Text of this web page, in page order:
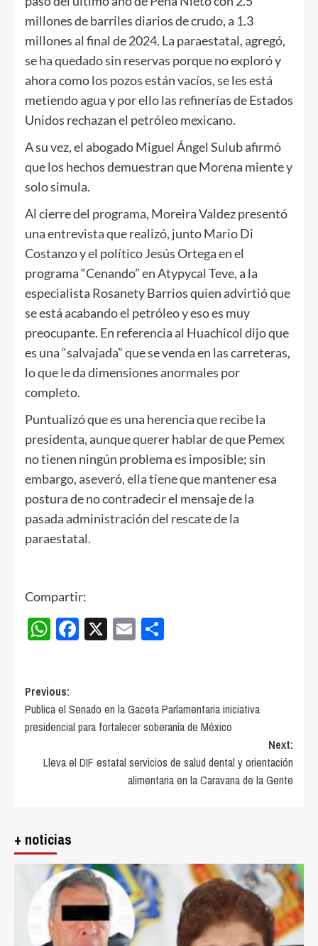
millones de barriles diarios de crudo, a 1.3
millones al final de 2024. La paraestatal, agregó,
se ha quedado sin reservas porque no exploró y
ahora como los pozos están vacíos, se les está
metiendo agua y por ello las refinerías de Estados
Unidos rechazan el petróleo mexicano.
A su vez, el abogado Miguel Ángel Sulub afirmó
que los hechos demuestran que Morena miente y
solo simula.
Al cierre del programa, Moreira Valdez presentó
una entrevista que realizó, junto Mario Di
Costanzo y el político Jesús Ortega en el
programa “Cenando” en Atypycal Teve, a la
especialista Rosanety Barrios quien advirtió que
se está acabando el petróleo y eso es muy
preocupante. En referencia al Huachicol dijo que
es una “salvajada” que se venda en las carreteras,
lo que le da dimensiones anormales por
completo.
Puntualizó que es una herencia que recibe la
presidenta, aunque querer hablar de que Pemex
no tienen ningún problema es imposible; sin
embargo, aseveró, ella tiene que mantener esa
postura de no contradecir el mensaje de la
pasada administración del rescate de la
paraestatal.
Compartir:
WhatsApp
Facebook
X Email
Post
navigation
Previous:
Publica el Senado en la Gaceta Parlamentaria iniciativa
presidencial para fortalecer soberanía de México
Next:
Lleva el DIF estatal servicios de salud dental y orientación
alimentaria en la Caravana de la Gente
+ noticias